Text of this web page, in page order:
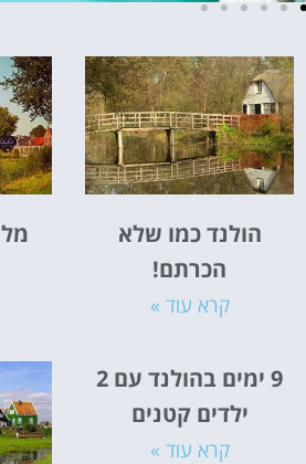
הולנד כמו שלא
הכרתם!
קרא עוד »
9 ימים בהולנד עם 2
ילדים קטנים
קרא עוד »